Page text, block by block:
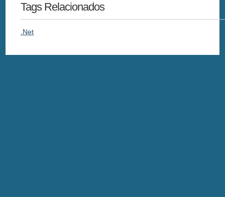
Tags Relacionados
.Net